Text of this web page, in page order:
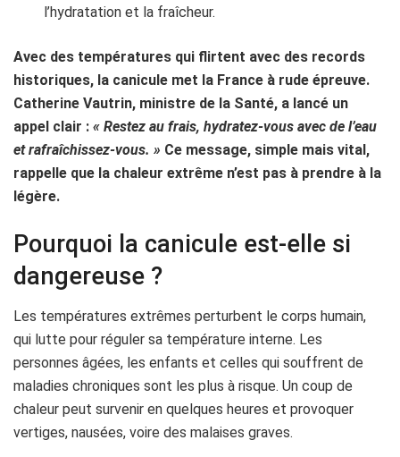
l’hydratation et la fraîcheur.
Avec des températures qui flirtent avec des records
historiques, la canicule met la France à rude épreuve.
Catherine Vautrin, ministre de la Santé, a lancé un
appel clair : « Restez au frais, hydratez-vous avec de l’eau
et rafraîchissez-vous. » Ce message, simple mais vital,
rappelle que la chaleur extrême n’est pas à prendre à la
légère.
Pourquoi la canicule est-elle si
dangereuse ?
Les températures extrêmes perturbent le corps humain,
qui lutte pour réguler sa température interne. Les
personnes âgées, les enfants et celles qui souffrent de
maladies chroniques sont les plus à risque. Un coup de
chaleur peut survenir en quelques heures et provoquer
vertiges, nausées, voire des malaises graves.